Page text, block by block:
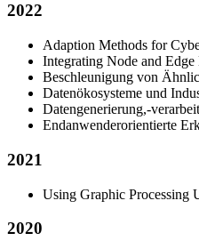
2022
Adaption Methods for
Integrating Node and
Beschleunigung von
Datenökosysteme und
Datengenerierung,-
Endanwenderorientierte
2021
Using Graphic Processing
2020